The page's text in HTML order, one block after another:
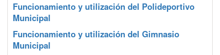
Funcionamiento y utilización del Polideportivo
Municipal
Funcionamiento y utilización del Gimnasio
Municipal